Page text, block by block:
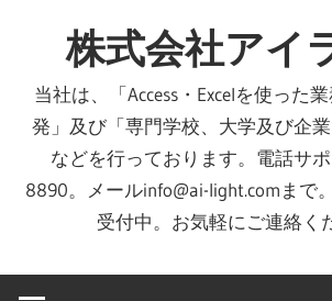
ッ
株式会社アイ
当社は、「Access・Excelを使った
発」及び「専門学校、大学及び企業
などを行っております。電話サ
8890。メールinfo@ai-light.comまで
受付中。お気軽にご連絡く